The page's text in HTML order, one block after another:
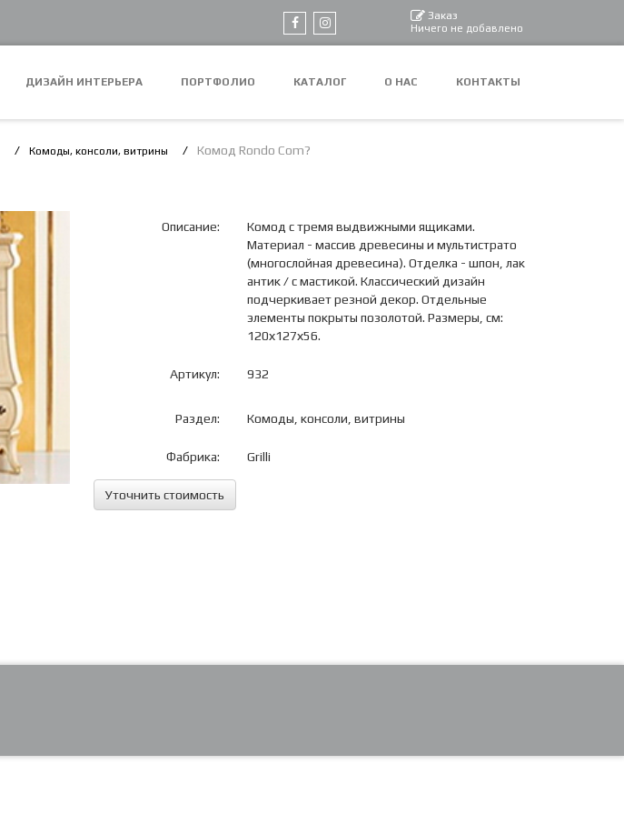
Заказ
Ничего не добавлено
ДИЗАЙН ИНТЕРЬЕРА ПОРТФОЛИО КАТАЛОГ О НАС КОНТАКТЫ
Комоды, консоли, витрины Комод Rondo Com?
Описание:
Комод с тремя выдвижными ящиками.
Материал - массив древесины и мультистрато
(многослойная древесина). Отделка - шпон, лак
антик / с мастикой. Классический дизайн
подчеркивает резной декор. Отдельные
элементы покрыты позолотой. Размеры, см:
120х127х56.
Артикул: 932
Раздел: Комоды, консоли, витрины
Фабрика: Grilli
Уточнить стоимость